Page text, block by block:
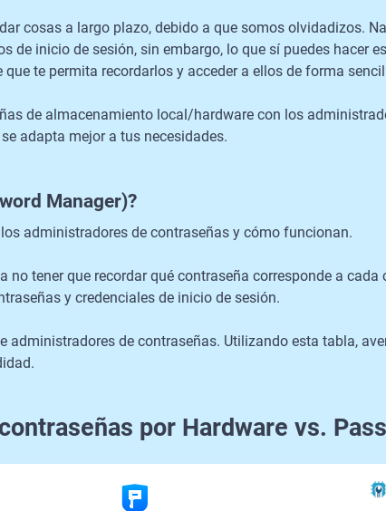
cosas a largo plazo, debido a que somos olvidadizos.
de inicio de sesión, sin embargo, lo que sí puedes hacer
te permita recordarlos y acceder a ellos de forma
de almacenamiento local/hardware con los
adapta mejor a tus necesidades.
Manager)?
administradores de contraseñas y cómo funcionan.
tener que recordar qué contraseña corresponde a cada
y credenciales de inicio de sesión.
de contraseñas. Utilizando esta tabla,
por Hardware vs.